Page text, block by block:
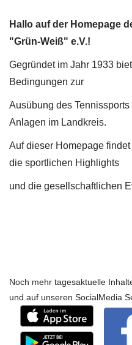
Hallo auf der Homepage
"Grün-Weiß" e.V.!
Gegründet im Jahr 1933
Bedingungen zur
Ausübung des
Anlagen im Landkreis.
Auf dieser Homepage
die sportlichen Highlights
und die gesellschaftlichen
Noch mehr tagesaktuelle
und auf unseren SocialMedia